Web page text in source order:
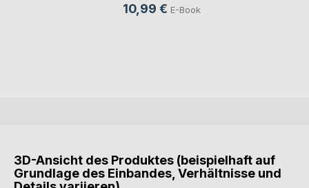
10,99 € E-Book
3D-Ansicht des Produktes (beispielhaft auf
Grundlage des Einbandes, Verhältnisse und